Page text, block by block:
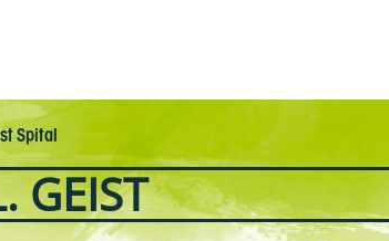
Spital
GEIST